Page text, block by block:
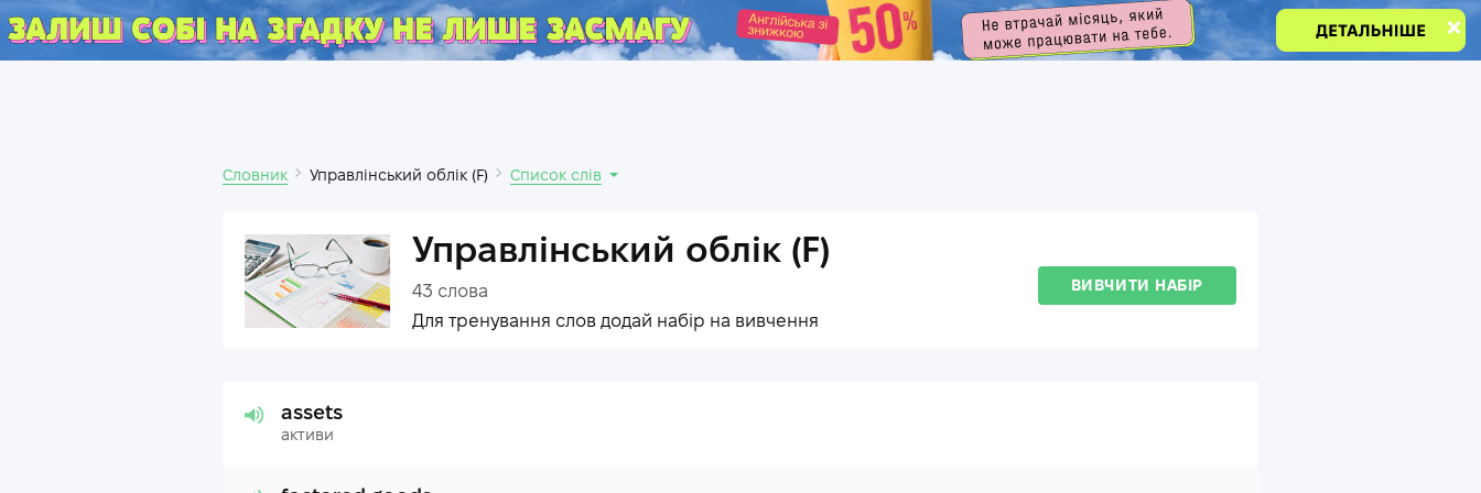
.
Словник Управлінський облік (F) Список слів
Управлінський облік (F)
43 слова
Для тренування слов додай набір на вивчення
ВИВЧИТИ НАБІР
assets
активи